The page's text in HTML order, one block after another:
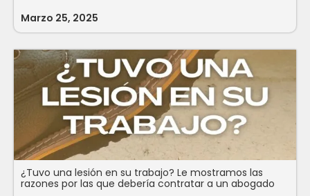
Marzo 25, 2025
¿Tuvo una lesión en su trabajo? Le mostramos las
razones por las que debería contratar a un abogado